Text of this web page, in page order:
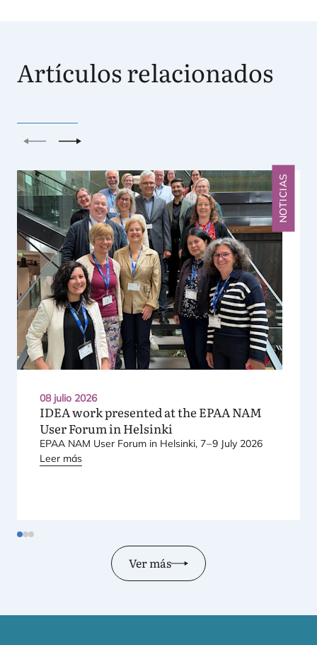
Artículos relacionados
AnteriorSiguiente
08 julio 2026
NOTICIAS
IDEAwork presented at the EPAANAM
User Forum in Helsinki
EPAA NAM User Forum in Hel­sin­ki, 7–9 July 2026
Leer más
Ver más